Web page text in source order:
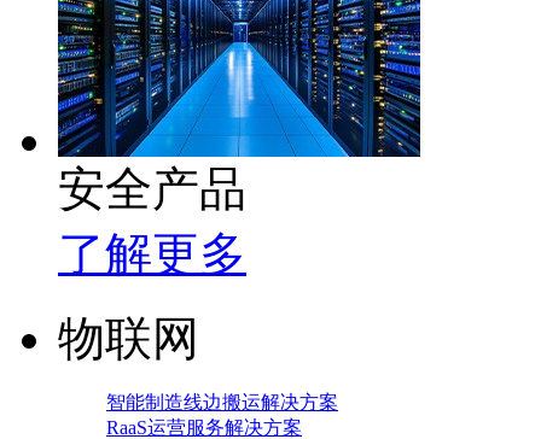
安全产品
了解更多
物联网
智能制造线边搬运解决方案
RaaS运营服务解决方案